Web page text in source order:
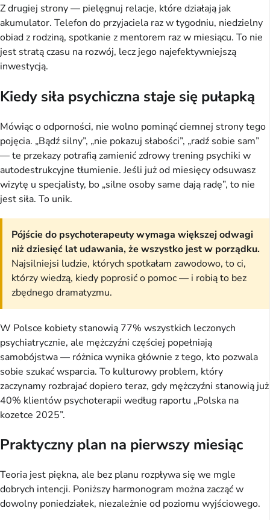
Z drugiej strony — pielęgnuj relacje, które działają jak
akumulator. Telefon do przyjaciela raz w tygodniu, niedzielny
obiad z rodziną, spotkanie z mentorem raz w miesiącu. To nie
jest stratą czasu na rozwój, lecz jego najefektywniejszą
inwestycją.
Kiedy siła psychiczna staje się pułapką
Mówiąc o odporności, nie wolno pominąć ciemnej strony tego
pojęcia. „Bądź silny”, „nie pokazuj słabości”, „radź sobie sam”
— te przekazy potrafią zamienić zdrowy trening psychiki w
autodestrukcyjne tłumienie. Jeśli już od miesięcy odsuwasz
wizytę u specjalisty, bo „silne osoby same dają radę”, to nie
jest siła. To unik.
Pójście do psychoterapeuty wymaga większej odwagi
niż dziesięć lat udawania, że wszystko jest w porządku.
Najsilniejsi ludzie, których spotkałam zawodowo, to ci,
którzy wiedzą, kiedy poprosić o pomoc — i robią to bez
zbędnego dramatyzmu.
W Polsce kobiety stanowią 77% wszystkich leczonych
psychiatrycznie, ale mężczyźni częściej popełniają
samobójstwa — różnica wynika głównie z tego, kto pozwala
sobie szukać wsparcia. To kulturowy problem, który
zaczynamy rozbrajać dopiero teraz, gdy mężczyźni stanowią już
40% klientów psychoterapii według raportu „Polska na
kozetce 2025”.
Praktyczny plan na pierwszy miesiąc
Teoria jest piękna, ale bez planu rozpływa się we mgle
dobrych intencji. Poniższy harmonogram można zacząć w
dowolny poniedziałek, niezależnie od poziomu wyjściowego.